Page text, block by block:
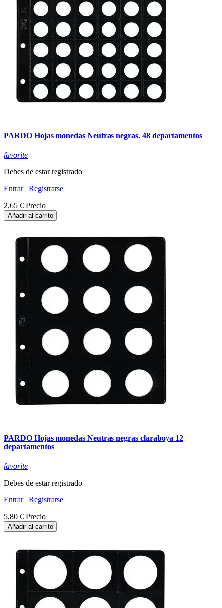
PARDO Hojas monedas Neutras negras. 48 departamentos
favorite
Debes de estar registrado
Entrar| Registrarse
2,65 € Precio
Añadir al carrito
PARDO Hojas monedas Neutras negras claraboya 12
departamentos
favorite
Debes de estar registrado
Entrar| Registrarse
5,80 € Precio
Añadir al carrito